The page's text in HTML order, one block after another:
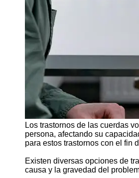
Los trastornos de las cuerdas
persona, afectando su
para estos trastornos con el fin
Existen diversas opciones de
causa y la gravedad del